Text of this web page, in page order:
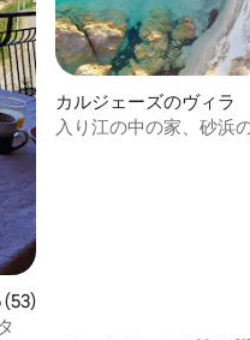
53件、5つ星中4.85つ星の平
(53)
カルジェーズのヴィラ
入り江の中の家、砂浜